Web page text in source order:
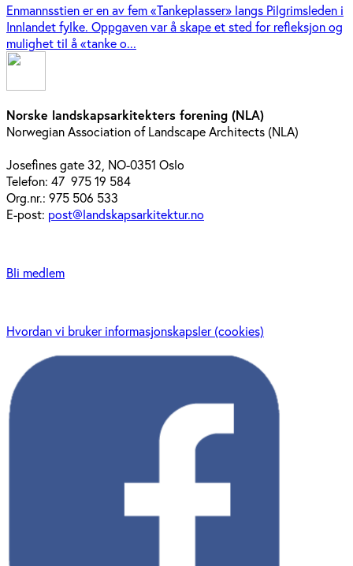
Enmannsstien er en av fem «Tankeplasser» langs Pilgrimsleden i
Innlandet fylke. Oppgaven var å skape et sted for refleksjon og
mulighet til å «tanke o...
Norske landskapsarkitekters forening (NLA)
Norwegian Association of Landscape Architects (NLA)
Josefines gate 32, NO-0351 Oslo
Telefon: 47 975 19 584
Org.nr.: 975 506 533
E-post: post@landskapsarkitektur.no
Bli medlem
Hvordan vi bruker informasjonskapsler (cookies)